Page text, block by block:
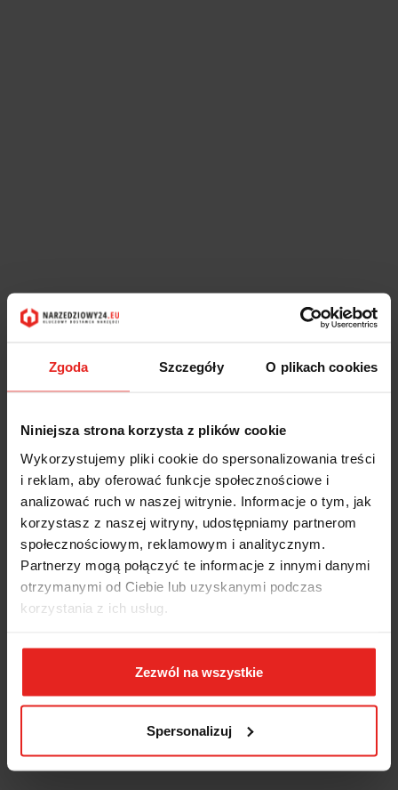
Zgoda Szczegóły O plikach cookies
Niniejsza strona korzysta z plików cookie
Wykorzystujemy pliki cookie do spersonalizowania treści
i reklam, aby oferować funkcje społecznościowe i
analizować ruch w naszej witrynie. Informacje o tym, jak
korzystasz z naszej witryny, udostępniamy partnerom
społecznościowym, reklamowym i analitycznym.
Partnerzy mogą połączyć te informacje z innymi danymi
otrzymanymi od Ciebie lub uzyskanymi podczas
korzystania z ich usług.
Zezwól na wszystkie
Spersonalizuj